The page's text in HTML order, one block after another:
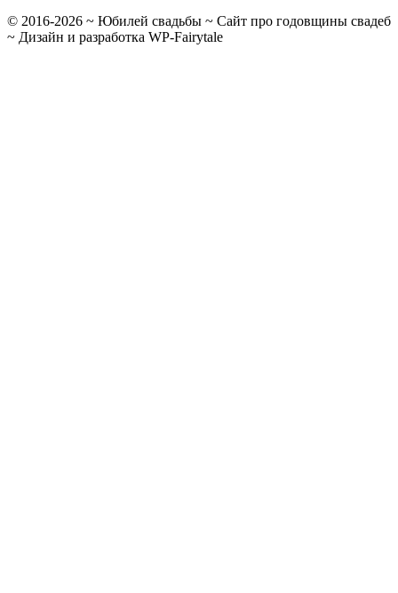
© 2016-2026 ~ Юбилей свадьбы ~ Сайт про годовщины свадеб
~ Дизайн и разработка WP-Fairytale